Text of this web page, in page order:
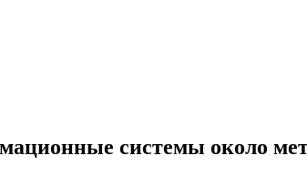
системы около